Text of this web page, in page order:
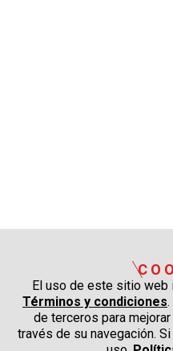
El uso de este sitio web
Términos y condiciones
de terceros para
través de su navegación.